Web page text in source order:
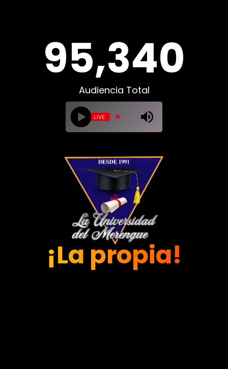
Audiencia Total
95,340
LIVE
¡La propia!